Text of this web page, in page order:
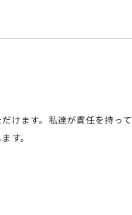
けます。私達が責任を持って
す。